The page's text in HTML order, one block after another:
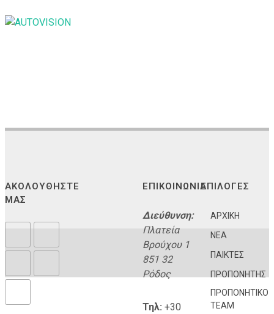
ΑΚΟΛΟΥΘΗΣΤΕ
ΜΑΣ
ΕΠΙΚΟΙΝΩΝΙΑ
Διεύθυνση:
Πλατεία
Βρούχου 1
851 32
Ρόδος
Τηλ: +30
ΕΠΙΛΟΓΕΣ
ΑΡΧΙΚΗ
ΝΕΑ
ΠΑΙΚΤΕΣ
ΠΡΟΠΟΝΗΤΗΣ
ΠΡΟΠΟΝΗΤΙΚΟ
TEAM